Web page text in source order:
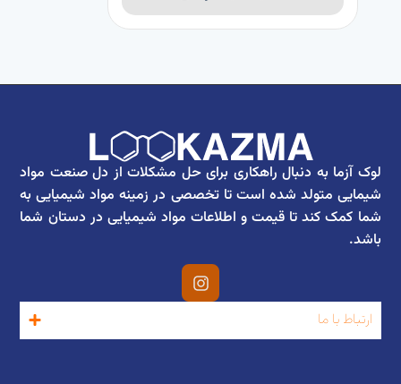
لوک آزما به دنبال راهکاری برای حل مشکلات از دل صنعت مواد
شیمایی متولد شده است تا تخصصی در زمینه مواد شیمیایی به
شما کمک کند تا قیمت و اطلاعات مواد شیمیایی در دستان شما
باشد.
ارتباط با ما